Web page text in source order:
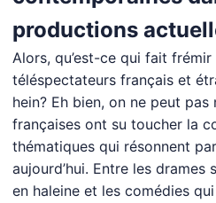
productions
Alors, qu’est-ce qui fait
téléspectateurs français et
hein? Eh bien, on ne peut pas
françaises ont su toucher la
thématiques qui résonnent
aujourd’hui. Entre les
en haleine et les comédies